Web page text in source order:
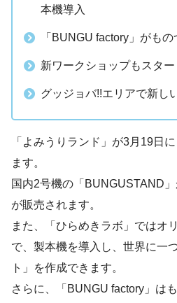
本機導入
「BUNGU factory」がも
新ワークショップもスター
グッジョバ!!エリアで新し
「よみうりランド」が3月19日
ます。
国内2号機の「BUNGUSTAND
が販売されます。
また、「ひらめきラボ」ではオ
で、製本機を導入し、世界に一
ト」を作成できます。
さらに、「BUNGU factory」は